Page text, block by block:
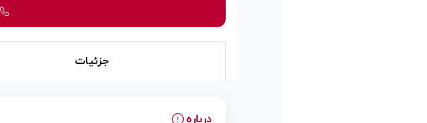
جزئیات
درباره